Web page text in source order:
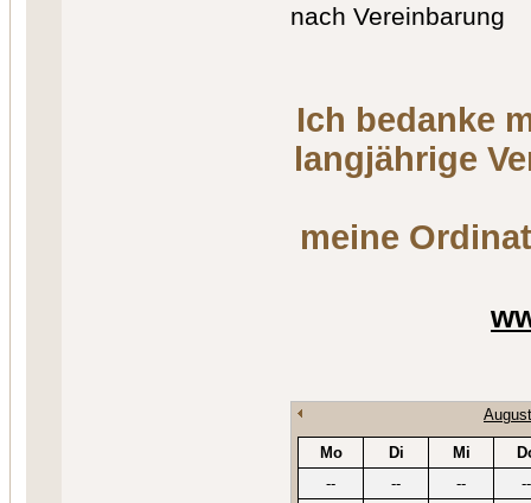
nach Vereinbarung
Ich bedanke
langjährige
meine
Mo Di Mi
--
-- --
--